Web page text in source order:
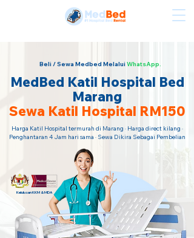
Beli / Sewa Medbed MelaluiWhatsApp.
MedBed Katil Hospital Bed
Marang
Sewa Katil Hospital RM150
Harga Katil Hospital termurah di Marang · Harga direct kilang ·
Penghantaran 4 Jam hari sama · Sewa Dikira Sebagai Pembelian
Kelulusan KKM & MDA